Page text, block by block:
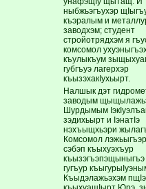
ныбжьэгъухэр
къэралым и
заводхэм; студент
стройотрядхэм я
комсомол
къулыкъум
губгъуэ лагерхэр
къызэхакIухьырт.
Налшык дэт
заводым
Шурдымым
зэдихьырт и IэнатIэ
нэхъыщхьэри
Комсомол
сэбэп къыхуэхъур
къызэгъэпэщыныгъэ
гугъур
Къыдэлажьэхэм